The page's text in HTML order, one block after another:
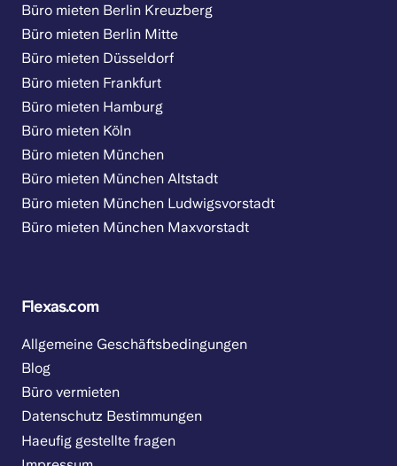
Büro mieten Berlin Kreuzberg
Büro mieten Berlin Mitte
Büro mieten Düsseldorf
Büro mieten Frankfurt
Büro mieten Hamburg
Büro mieten Köln
Büro mieten München
Büro mieten München Altstadt
Büro mieten München Ludwigsvorstadt
Büro mieten München Maxvorstadt
Flexas.com
Allgemeine Geschäftsbedingungen
Blog
Büro vermieten
Datenschutz Bestimmungen
Haeufig gestellte fragen